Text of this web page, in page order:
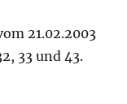
21.02.2003
33 und 43.